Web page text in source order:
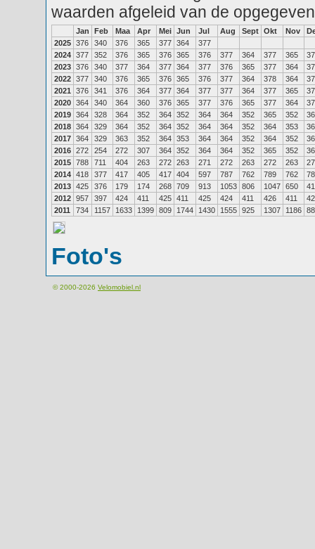
waarden afgeleid van de
Jan Feb Maa Apr Mei Jun Jul Aug Sept Okt Nov
2025 376 340 376 365 377 364
377
2024 377 352 376 365 376 365 376 377 364 377 365
2023 376 340 377 364 377 364 377 376 365 377 364
2022 377 340 376 365 376 365 376 377 364 378 364
2021
376 341 376 364 377 364 377 377 364 377 365
2020 364 340 364 360 376 365 377 376 365 377 364
2019 364 328 364 352 364 352 364 364 352 365 352
2018 364 329 364 352 364 352 364 364 352 364 353
2017 364 329 363 352 364 353 364 364 352 364 352
2016 272 254 272 307 364 352 364 364 352 365 352
2015 788 711 404 263 272 263 271 272 263 272 263
2014 418 377 417 405 417 404 597 787 762 789 762
2013 425 376 179 174 268 709 913 1053 806 1047 650
2012 957 397 424 411 425 411 425 424 411 426 411
2011
734 1157 1633 1399 809 1744 1430 1555 925 1307 1186
Foto's
© 2000-2026 Velomobiel.nl